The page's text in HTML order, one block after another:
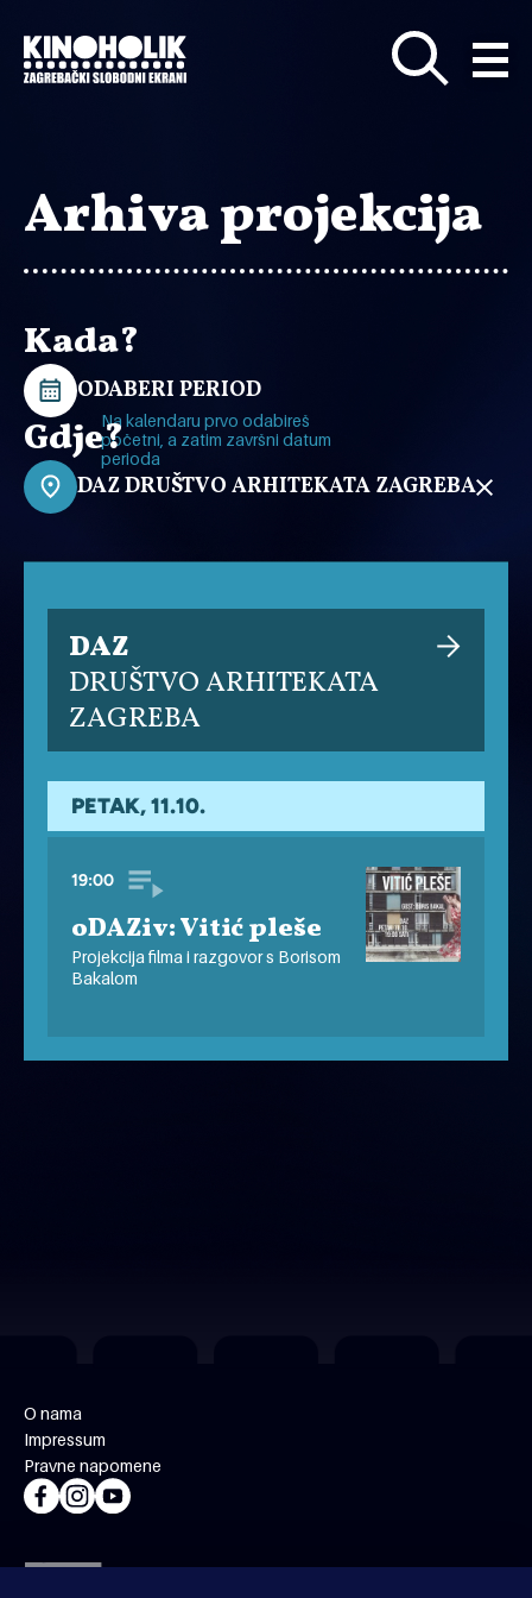
glavni
sadržaj
Arhiva projekcija
Kada?
ODABERI PERIOD
Na kalendaru prvo odabireš
početni, a zatim završni datum
perioda
Gdje?
DAZ DRUŠTVO ARHITEKATA ZAGREBA
DAZ
DRUŠTVO ARHITEKATA
ZAGREBA
PETAK, 11.10.
19:00
oDAZiv: Vitić pleše
Projekcija filma i razgovor s Borisom
Bakalom
O nama
Impressum
Pravne napomene